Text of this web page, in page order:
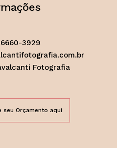
3929
Fotografia
seu Orçamento aqui